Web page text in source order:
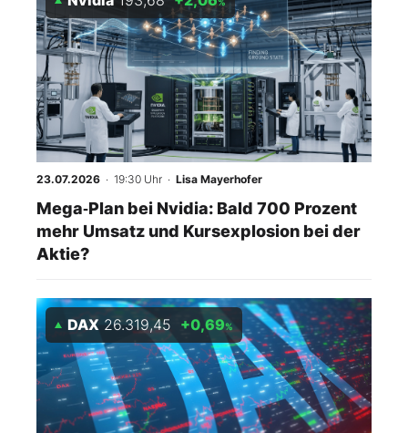
23.07.2026 · 19:30 Uhr · Lisa Mayerhofer
Mega‑Plan bei Nvidia: Bald 700 Prozent
mehr Umsatz und Kursexplosion bei der
Aktie?
DAX 26.319,45 +0,69%